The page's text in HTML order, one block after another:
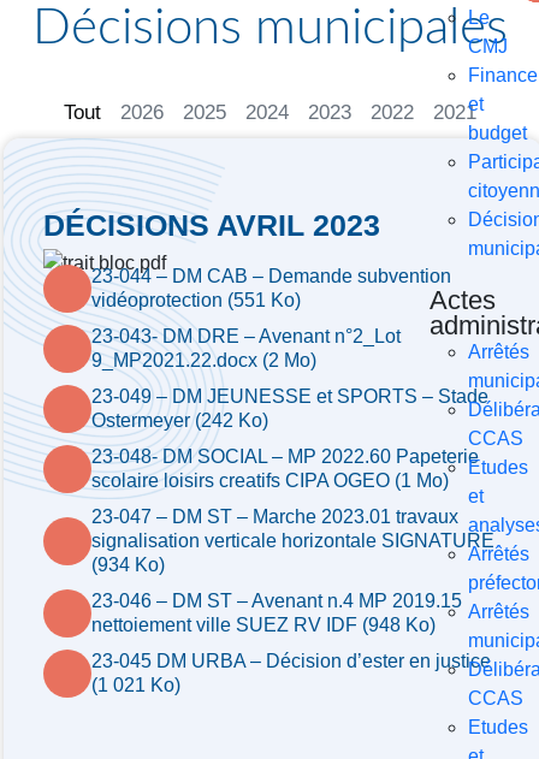
Le
CMJ
Finance
et
budget
Actes
Arrêtés
CCAS
Etudes
et
Arrêtés
Arrêtés
CCAS
Etudes
Décisions municipales
2021
2022
2023
2024
2025
2026
Tout
DÉCISIONS AVRIL 2023
23-044 – DM CAB – Demande subvention
vidéoprotection (551 Ko)
23-043- DM DRE – Avenant n°2_Lot
9_MP2021.22.docx (2 Mo)
23-049 – DM JEUNESSE et SPORTS – Stade
Ostermeyer (242 Ko)
23-048- DM SOCIAL – MP 2022.60 Papeterie
scolaire loisirs creatifs CIPA OGEO (1 Mo)
23-047 – DM ST – Marche 2023.01 travaux
signalisation verticale horizontale SIGNATURE
(934 Ko)
23-046 – DM ST – Avenant n.4 MP 2019.15
nettoiement ville SUEZ RV IDF (948 Ko)
23-045 DM URBA – Décision d’ester en justice
(1 021 Ko)